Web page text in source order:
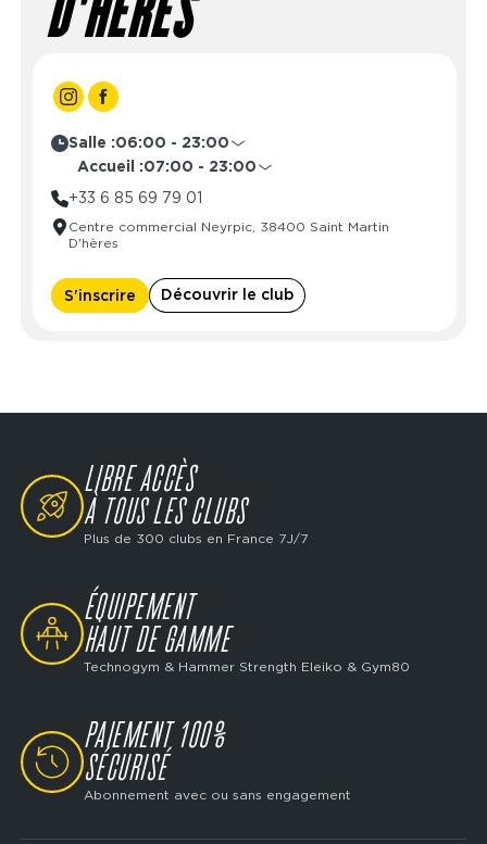
D'HÈRES
Salle :06:00 - 23:00
Lundi
06:00 - 23:00
Mardi
06:00 - 23:00
Jeudi
06:00 - 23:00
Samedi
06:00 - 23:00
Dimanche 06:00 - 23:00
Accueil :07:00 - 23:00
Lundi
Mercredi
07:00 - 23:00
Vendredi
07:00 - 23:00
Samedi
07:00 - 23:00
+33 6 85 69 79 01
Centre commercial Neyrpic, 38400 Saint Martin
D'hères
S'inscrire Découvrir le club
SVG
LIBRE ACCÈS
À TOUS LES CLUBS
Plus de 300 clubs en France 7J/7
SVG
ÉQUIPEMENT
HAUT DE GAMME
Technogym & Hammer Strength Eleiko & Gym80
SVG
PAIEMENT 100%
SÉCURISÉ
Abonnement avec ou sans engagement